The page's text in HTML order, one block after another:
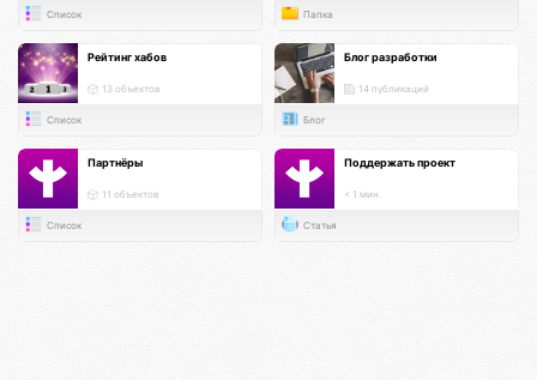
Список Папка
Рейтинг хабов
13 объектов
Список
Блог разработки
14 публикаций
Блог
Партнёры
11 объектов
Список
Поддержать проект
< 1 мин.
Статья